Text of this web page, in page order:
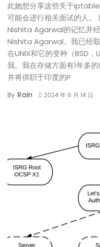
此她想分享这些关于
可能会进行相关面试的人。
Nishita Agarwal的记忆并
Nishita Agarwal。我已经
在UNIX和它的变种（BSD
我。我在存储方面有1年多
并将供职于印度的P
By Rain 2024 年 6 月 14 日